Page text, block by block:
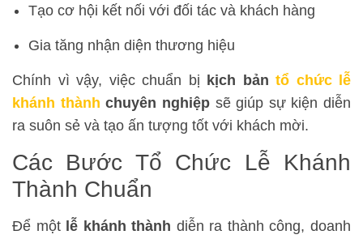
Tạo cơ hội kết nối với đối tác và khách hàng
Gia tăng nhận diện thương hiệu
Chính vì vậy, việc chuẩn bị kịch bản tổ chức lễ
khánh thành chuyên nghiệpsẽ giúp sự kiện diễn
ra suôn sẻ và tạo ấn tượng tốt với khách mời.
Các Bước Tổ Chức Lễ Khánh
Thành Chuẩn
Để một lễ khánh thành diễn ra thành công, doanh